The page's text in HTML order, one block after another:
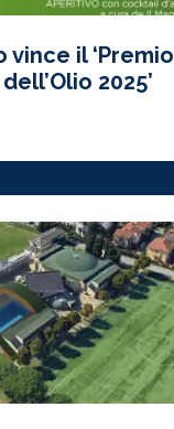
vince il ‘Premio
2025’